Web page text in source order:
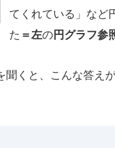
てくれている」など
た ＝左の円グラフ参
くと、こんな答え